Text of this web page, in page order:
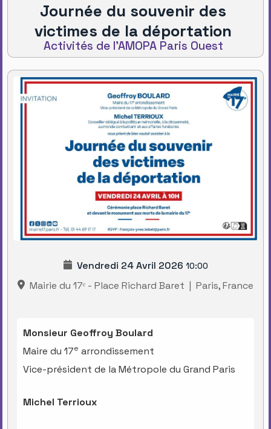
Journée du souvenir des
victimes de la déportation
Activités de l'AMOPA Paris Ouest
Vendredi 24 Avril 2026 10:00
Mairie du 17ᵉ - Place Richard Baret | Paris, France
Monsieur Geoffroy Boulard
Maire du 17e arrondissement
Vice-président de la Métropole du Grand Paris
Michel Terrioux